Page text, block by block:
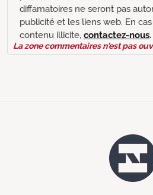
diffamatoires ne seront pas
publicité et les liens web. En
contenu illicite, contactez-nous.
La zone commentaires n'est pas